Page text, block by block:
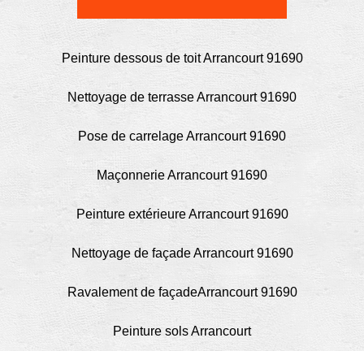
Peinture dessous de toit Arrancourt 91690
Nettoyage de terrasse Arrancourt 91690
Pose de carrelage Arrancourt 91690
Maçonnerie Arrancourt 91690
Peinture extérieure Arrancourt 91690
Nettoyage de façade Arrancourt 91690
Ravalement de façadeArrancourt 91690
Peinture sols Arrancourt